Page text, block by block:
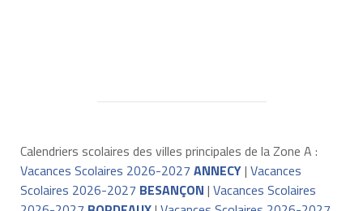
Calendriers scolaires des villes principales de la Zone A :
Vacances Scolaires 2026-2027 ANNECY| Vacances
Scolaires 2026-2027 BESANÇON | Vacances Scolaires